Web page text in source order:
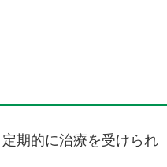
期的に治療を受けられ